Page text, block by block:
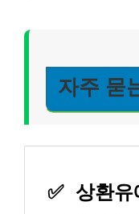
자주 묻
✅ 상환유